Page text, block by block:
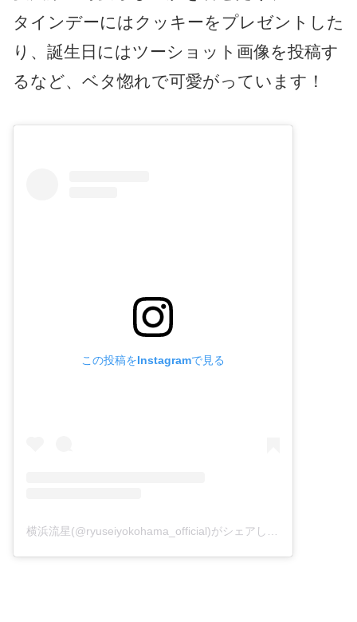
タインデーにはクッキーをプレゼントした
り、誕生日にはツーショット画像を投稿す
るなど、ベタ惚れで可愛がっています！
この投稿をInstagramで見る